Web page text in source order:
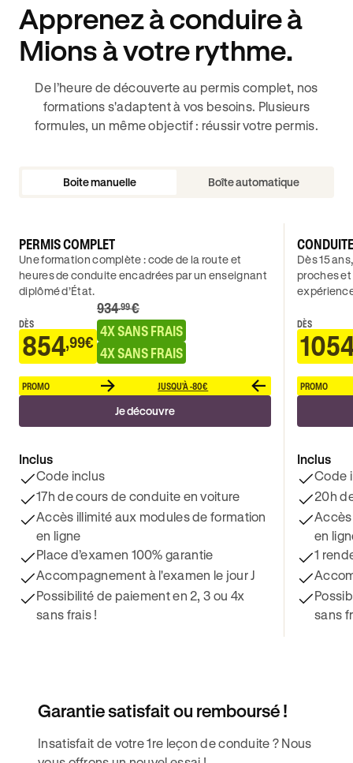
Apprenez à conduire à
Mions à votre rythme.
De l’heure de découverte au permis complet, nos
formations s'adaptent à vos besoins. Plusieurs
formules, un même objectif : réussir votre permis.
Boite manuelle Boîte automatique
PERMIS COMPLET
Une formation complète : code de la route et
heures de conduite encadrées par un enseignant
diplômé d’État.
DÈS
854,99€
934 .99€
4X SANS FRAIS
4X SANS FRAIS
PROMO JUSQU'À -80€
Je découvre
Inclus
Code inclus
17h de cours de conduite en voiture
Accès illimité aux modules de formation
en ligne
Place d’examen 100% garantie
Accompagnement à l'examen le jour J
Possibilité de paiement en 2, 3 ou 4x
sans frais !
Dès 15
proches
DÈS
PROMO
Inclus
Code
20h
en
1
sans
Garantie satisfait ou remboursé !
Insatisfait de votre 1re leçon de conduite ? Nous